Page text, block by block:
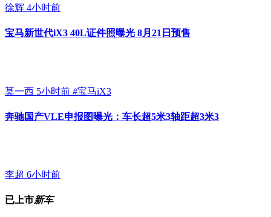
徐辉 4小时前
宝马新世代iX3 40L证件照曝光 8月21日预售
莫一西 5小时前 #宝马iX3
奔驰国产VLE申报图曝光：车长超5米3轴距超3米3
李超 6小时前
已上市新车